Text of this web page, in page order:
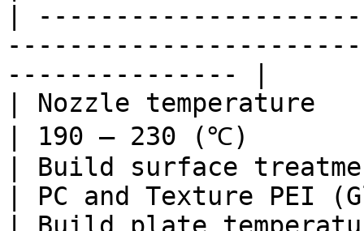
|
--------------- |
| Nozzle temperature
| 190 – 230 (℃)
| Build surface
| PC and Texture PEI